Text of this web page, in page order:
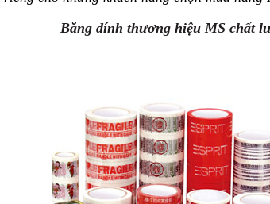
Băng dính thương hiệu MS chất